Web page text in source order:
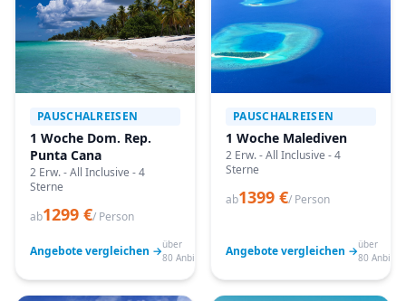
PAUSCHALREISEN
1 Woche Dom. Rep.
Punta Cana
2 Erw. - All Inclusive - 4
Sterne
ab1299 €/ Person
Angebote vergleichen →über
80 Anbieter
PAUSCHALREISEN
1 Woche Malediven
2 Erw. - All Inclusive - 4
Sterne
ab1399 €/ Person
Angebote vergleichen →über
80